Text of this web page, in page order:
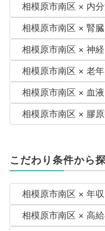
相模原市南区 × 内
相模原市南区 × 腎
相模原市南区 × 神
相模原市南区 × 老
相模原市南区 × 血
相模原市南区 × 膠
こだわり条件から
相模原市南区 × 年
相模原市南区 × 高